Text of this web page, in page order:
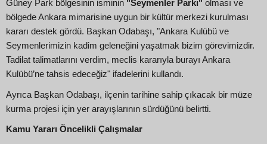
Güney Park bölgesinin isminin "Seymenler Parkı" olması ve
bölgede Ankara mimarisine uygun bir kültür merkezi kurulması
kararı destek gördü. Başkan Odabaşı, "Ankara Kulübü ve
Seymenlerimizin kadim geleneğini yaşatmak bizim görevimizdir.
Tadilat talimatlarını verdim, meclis kararıyla burayı Ankara
Kulübü’ne tahsis edeceğiz" ifadelerini kullandı.
Ayrıca Başkan Odabaşı, ilçenin tarihine sahip çıkacak bir müze
kurma projesi için yer arayışlarının sürdüğünü belirtti.
Kamu Yararı Öncelikli Çalışmalar